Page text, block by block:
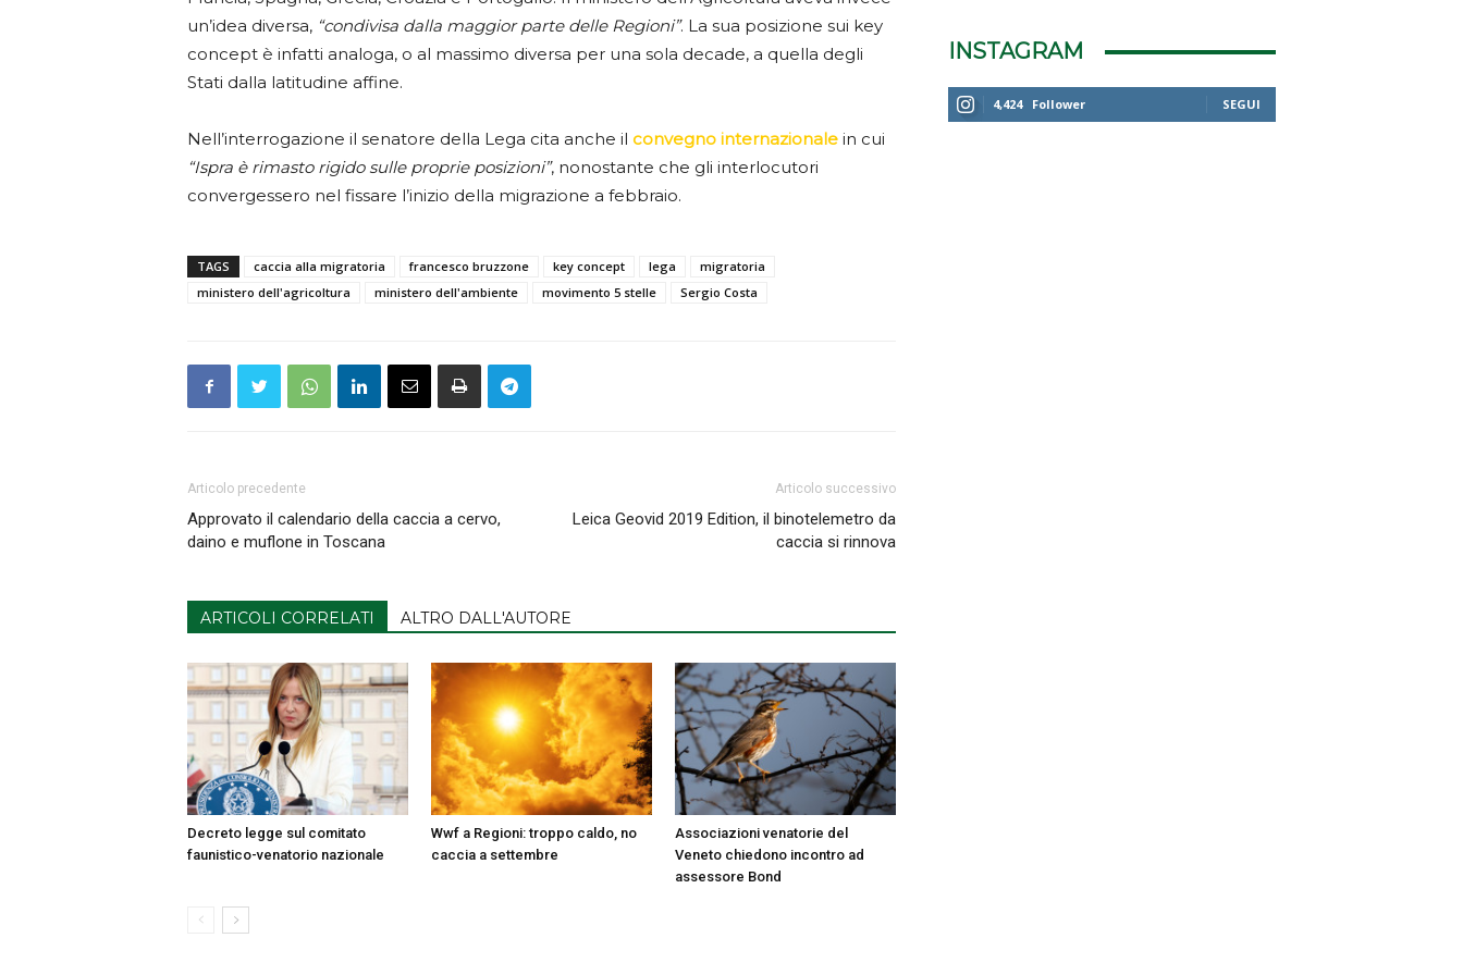
un’idea diversa, “condivisa dalla maggior parte delle Regioni”. La sua posizione sui key
concept è infatti analoga, o al massimo diversa per una sola decade, a quella degli
Stati dalla latitudine affine.
Nell’interrogazione il senatore della Lega cita anche il convegno internazionale in cui
“Ispra è rimasto rigido sulle proprie posizioni”, nonostante che gli interlocutori
convergessero nel fissare l’inizio della migrazione a febbraio.
TAGS caccia alla migratoria francesco bruzzone key concept lega
migratoria
ministero dell'agricoltura
ministero dell'ambiente movimento 5 stelle Sergio Costa
Articolo precedente
Approvato il calendario della caccia a cervo,
daino e muflone in Toscana
Articolo successivo
Leica Geovid 2019 Edition, il binotelemetro da
caccia si rinnova
ARTICOLI CORRELATI ALTRO DALL'AUTORE
Decreto legge sul comitato
faunistico-venatorio nazionale
Wwf a Regioni: troppo caldo, no
caccia a settembre
Associazioni venatorie del
Veneto chiedono incontro ad
assessore Bond
INSTAGRAM
4,424 Follower SEGUI